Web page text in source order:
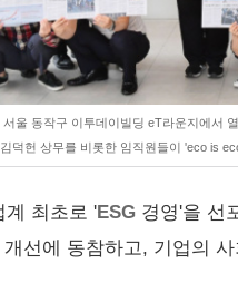
울 동작구 이투데이빌딩 eT라운지에서
덕헌 상무를 비롯한 임직원들이 'eco is
계 최초로 'ESG 경영'을 선
선에 동참하고, 기업의